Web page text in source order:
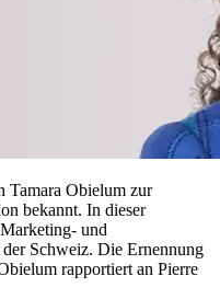
Tamara Obielum zur
bekannt. In dieser
und
Schweiz. Die Ernennung
rapportiert an Pierre